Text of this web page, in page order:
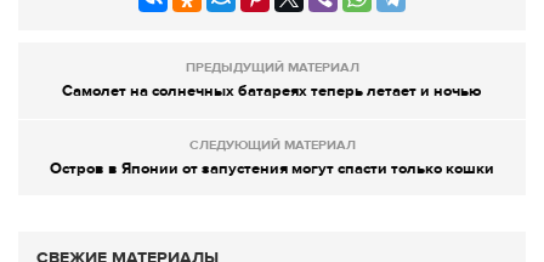
ПРЕДЫДУЩИЙ МАТЕРИАЛ
Самолет на солнечных батареях теперь летает и ночью
СЛЕДУЮЩИЙ МАТЕРИАЛ
Остров в Японии от запустения могут спасти только кошки
СВЕЖИЕ МАТЕРИАЛЫ